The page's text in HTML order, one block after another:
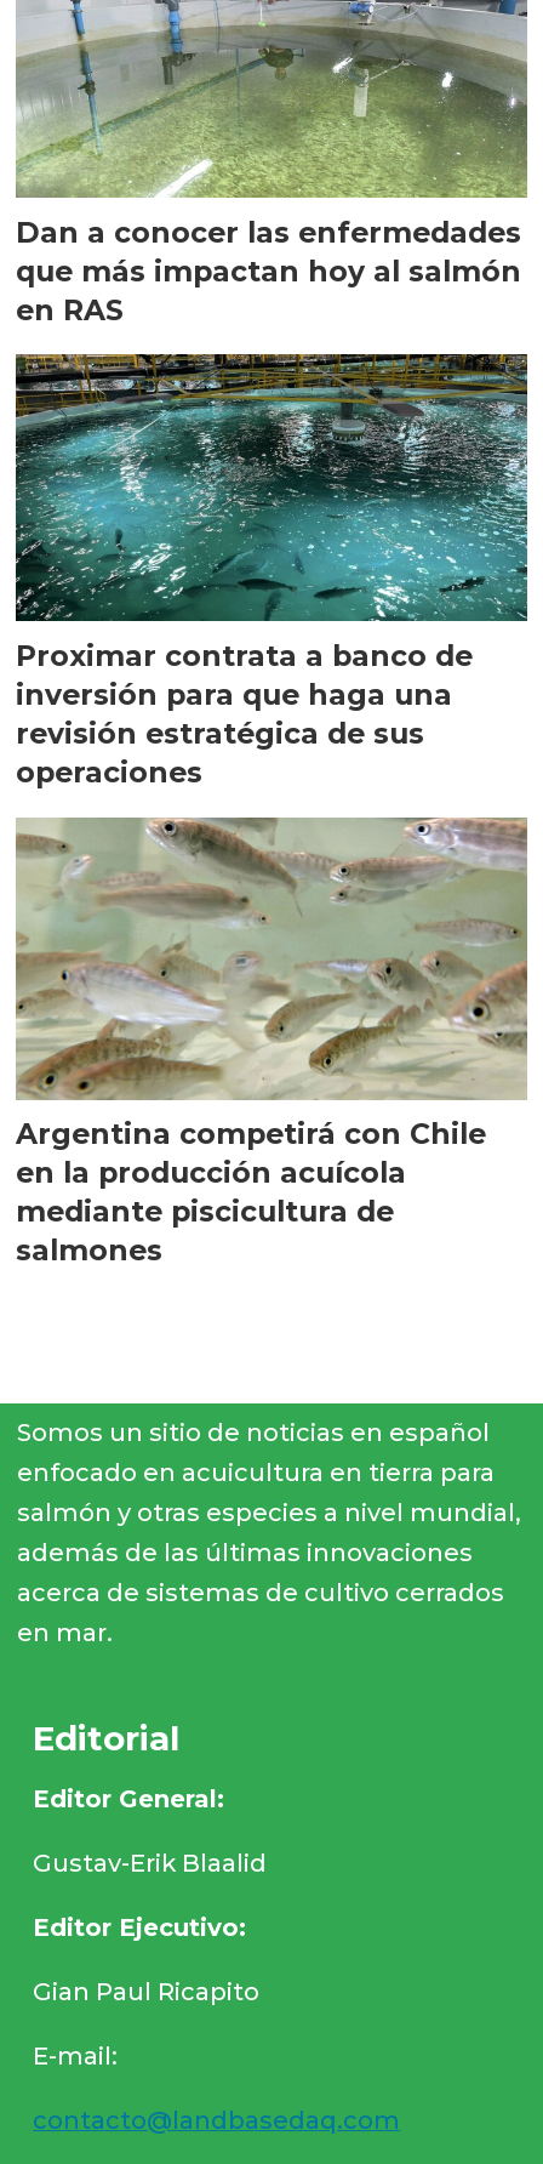
Dan a conocer las enfermedades
que más impactan hoy al salmón
en RAS
Proximar contrata a banco de
inversión para que haga una
revisión estratégica de sus
operaciones
Argentina competirá con Chile
en la producción acuícola
mediante piscicultura de
salmones
Somos un sitio de noticias en español
enfocado en acuicultura en tierra para
salmón y otras especies a nivel mundial,
además de las últimas innovaciones
acerca de sistemas de cultivo cerrados
en mar.
Editorial
Editor General:
Gustav-Erik Blaalid
Editor Ejecutivo:
Gian Paul Ricapito
E-mail:
contacto@landbasedaq.com